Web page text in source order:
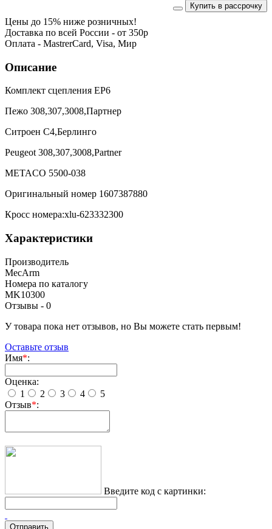
Купить в рассрочку
Цены до 15% ниже розничных!
Доставка по всей России - от 350р
Оплата - MastrerCard, Visa, Мир
Описание
Комплект сцепления EP6
Пежо 308,307,3008,Партнер
Ситроен С4,Берлинго
Peugeot 308,307,3008,Partner
METACO 5500-038
Оригинальный номер 1607387880
Кросс номера:xlu-623332300
Характеристики
Производитель
MecArm
Номера по каталогу
MK10300
Отзывы - 0
У товара пока нет отзывов, но Вы можете стать первым!
Оставьте отзыв
Имя*:
Оценка:
1
2 3 4
5
Отзыв*:
Введите код с картинки: